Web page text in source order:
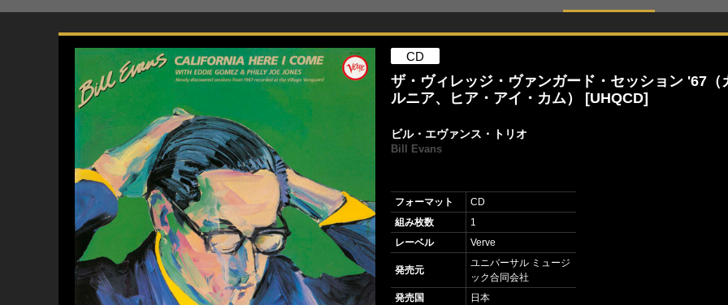
CD
ザ・ヴィレッジ・ヴァンガード・セッション '67（
ルニア、ヒア・アイ・カム） [UHQCD]
ビル・エヴァンス・トリオ
Bill Evans
フォーマット
CD
組み枚数
1
レーベル
Verve
発売元
ユニバーサル ミュージ
ック合同会社
発売国
日本